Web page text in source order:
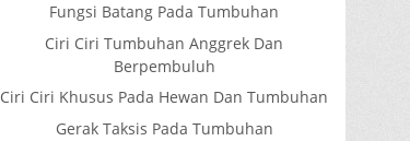
Fungsi Batang Pada Tumbuhan
Ciri Ciri Tumbuhan Anggrek Dan
Berpembuluh
Ciri Ciri Khusus Pada Hewan Dan Tumbuhan
Gerak Taksis Pada Tumbuhan